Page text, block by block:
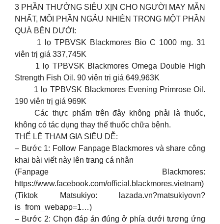
3 PHẦN THƯỞNG SIÊU XỊN CHO NGƯỜI MAY MẮN
NHẤT, MỖI PHẦN NGẪU NHIÊN TRONG MỘT PHẦN
QUÀ BÊN DƯỚI:
1 lọ TPBVSK Blackmores Bio C 1000 mg. 31
viên trị giá 337,745K
1 lọ TPBVSK Blackmores Omega Double High
Strength Fish Oil. 90 viên trị giá 649,963K
1 lọ TPBVSK Blackmores Evening Primrose Oil.
190 viên trị giá 969K
Các thực phẩm trên đây không phải là thuốc,
không có tác dụng thay thế thuốc chữa bệnh.
THỂ LỆ THAM GIA SIÊU DỄ:
– Bước 1: Follow Fanpage Blackmores và share công
khai bài viết này lên trang cá nhân
(Fanpage Blackmores:
https://www.facebook.com/official.blackmores.vietnam)
(Tiktok Matsukiyo: lazada.vn?matsukiyovn?
is_from_webapp=1…)
– Bước 2: Chọn đáp án đúng ở phía dưới tương ứng